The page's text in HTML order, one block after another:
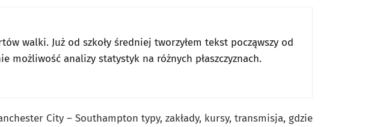
walki. Już od szkoły średniej tworzyłem tekst począwszy od
analizy statystyk na różnych płaszczyznach.
City – Southampton typy, zakłady, kursy, transmisja, gdzie